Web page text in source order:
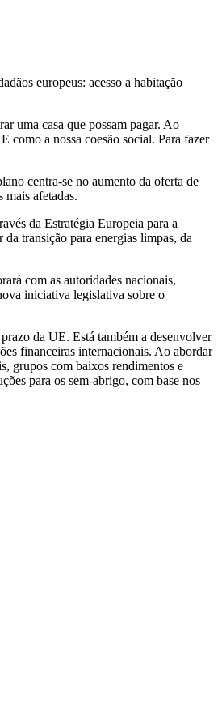
europeus: acesso a habitação
uma casa que possam pagar. Ao
como a nossa coesão social. Para fazer
centra-se no aumento da oferta de
mais afetadas.
da Estratégia Europeia para a
transição para energias limpas, da
com as autoridades nacionais,
iniciativa legislativa sobre o
da UE. Está também a desenvolver
financeiras internacionais. Ao abordar
grupos com baixos rendimentos e
para os sem-abrigo, com base nos